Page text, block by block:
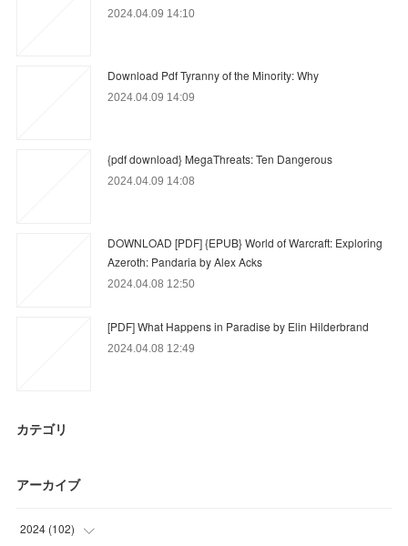
2024.04.09 14:10
Download Pdf Tyranny of the Minority: Why
2024.04.09 14:09
{pdf download} MegaThreats: Ten Dangerous
2024.04.09 14:08
DOWNLOAD [PDF] {EPUB} World of Warcraft: Exploring
Azeroth: Pandaria by Alex Acks
2024.04.08 12:50
[PDF] What Happens in Paradise by Elin Hilderbrand
2024.04.08 12:49
カテゴリ
アーカイブ
2024 (102)